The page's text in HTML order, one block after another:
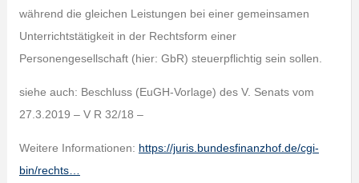
während die gleichen Leistungen bei einer gemeinsamen
Unterrichtstätigkeit in der Rechtsform einer
Personengesellschaft (hier: GbR) steuerpflichtig sein sollen.
siehe auch: Beschluss (EuGH-Vorlage) des V. Senats vom
27.3.2019 – V R 32/18 –
Weitere Informationen: https://juris.bundesfinanzhof.de/cgi-
bin/rechts…